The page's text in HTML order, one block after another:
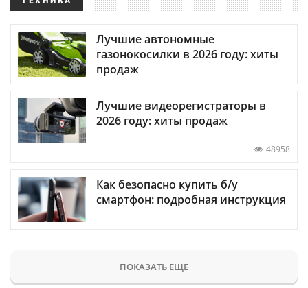
Лучшие автономные
газонокосилки в 2026 году: хиты
продаж
Лучшие видеорегистраторы в
2026 году: хиты продаж
48958
Как безопасно купить б/у
смартфон: подробная инструкция
ПОКАЗАТЬ ЕЩЕ